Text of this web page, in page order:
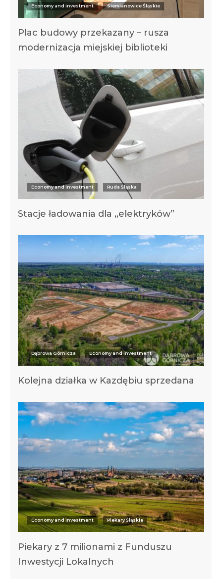
Economy and investment Siemianowice Śląskie
Plac budowy przekazany – rusza
modernizacja miejskiej biblioteki
Economy and investment Ruda Śląska
Stacje ładowania dla „elektryków”
Dąbrowa Górnicza Economy and investment
Kolejna działka w Kazdębiu sprzedana
Economy and investment Piekary Śląskie
Piekary z 7 milionami z Funduszu
Inwestycji Lokalnych